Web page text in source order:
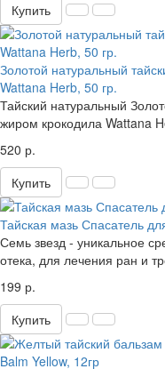
Купить
Золотой натуральный
Wattana Herb, 50 гр.
Тайский натуральный
жиром крокодила Wattana
520 р.
Купить
Тайская мазь Спасатель
Семь звезд - уникальное
отека, для лечения ран и
199 р.
Купить